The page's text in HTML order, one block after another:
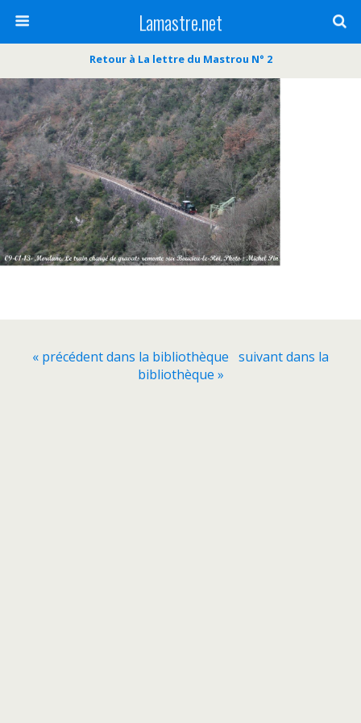
Lamastre.net
Retour à La lettre du Mastrou N° 2
« précédent dans la bibliothèque suivant dans la
bibliothèque »